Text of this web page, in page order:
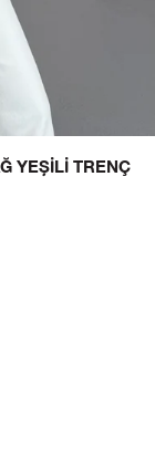
YEŞILI TRENÇ